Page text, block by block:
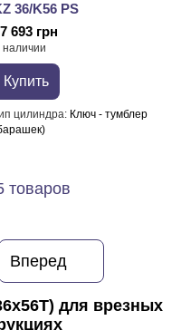
36/K56 PS
693 грн
наличии
Купить
цилиндра Ключ - тумблер
товаров
Вперед
для врезных